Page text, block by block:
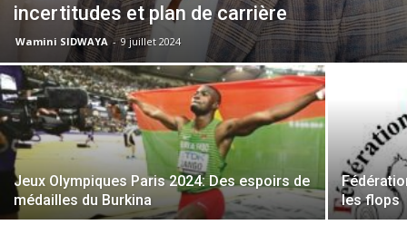
incertitudes et plan de carrière
Wamini SIDWAYA - 9 juillet 2024
Jeux Olympiques Paris 2024: Des espoirs de
médailles du Burkina
les flops